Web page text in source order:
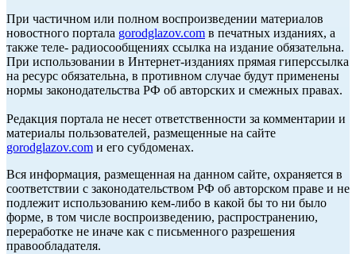
При частичном или полном воспроизведении материалов
новостного портала gorodglazov.com в печатных изданиях, а
также теле- радиосообщениях ссылка на издание обязательна.
При использовании в Интернет-изданиях прямая гиперссылка
на ресурс обязательна, в противном случае будут применены
нормы законодательства РФ об авторских и смежных правах.
Редакция портала не несет ответственности за комментарии и
материалы пользователей, размещенные на сайте
gorodglazov.com и его субдоменах.
Вся информация, размещенная на данном сайте, охраняется в
соответствии с законодательством РФ об авторском праве и не
подлежит использованию кем-либо в какой бы то ни было
форме, в том числе воспроизведению, распространению,
переработке не иначе как с письменного разрешения
правообладателя.